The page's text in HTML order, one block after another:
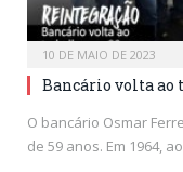
10 DE MAIO DE 2023
Bancário volta ao
O bancário Osmar
de 59 anos. Em 1964,